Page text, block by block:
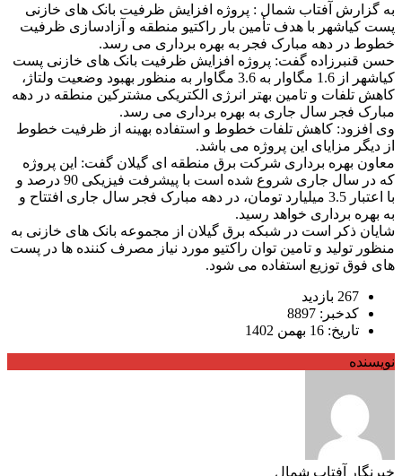
به گزارش آفتاب شمال : پروژه افزایش ظرفیت بانک های خازنی
پست کیاشهر با هدف تأمین بار راکتیو منطقه و آزادسازی ظرفیت
خطوط در دهه مبارک فجر به بهره برداری می رسد.
حسن قنبرزاده گفت: پروژه افزایش ظرفیت بانک های خازنی پست
کیاشهر از 1.6 مگاوار به 3.6 مگاوار به منظور بهبود وضعیت ولتاژ،
کاهش تلفات و تامین بهتر انرژی الکتریکی مشترکین منطقه در دهه
مبارک فجر سال جاری به بهره برداری می رسد.
وی افزود: کاهش تلفات خطوط و استفاده بهینه از ظرفیت خطوط
از دیگر مزایای این پروژه می باشد.
معاون بهره برداری شرکت برق منطقه ای گیلان گفت: این پروژه
که در سال جاری شروع شده است با پیشرفت فیزیکی 90 درصد و
با اعتبار 3.5 میلیارد تومان، در دهه مبارک فجر سال جاری افتتاح و
به بهره برداری خواهد رسید.
شایان ذکر است در شبکه برق گیلان از مجموعه بانک های خازنی به
منظور تولید و تامین توان راکتیو مورد نیاز مصرف کننده ها در پست
های فوق توزیع استفاده می شود.
267 بازدید
کدخبر: 8897
تاریخ: 16 بهمن 1402
نویسنده
خبرنگار آفتاب شمال